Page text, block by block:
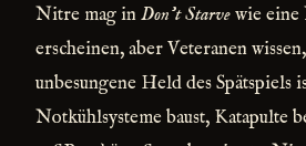
Nitre mag inDon't Starvewie eine
erscheinen, aber Veteranen
unbesungene Held des Spätspiels
Notkühlsysteme baust, Katapulte